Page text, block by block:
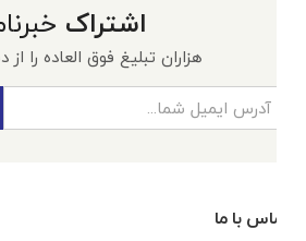
اشتراک
هزاران تبلیغ فوق العاده را
تماس با ما